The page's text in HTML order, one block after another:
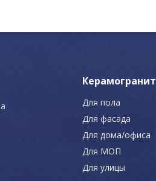
Керамогранит
Для пола
Для фасада
Для дома/офиса
Для МОП
Для улицы